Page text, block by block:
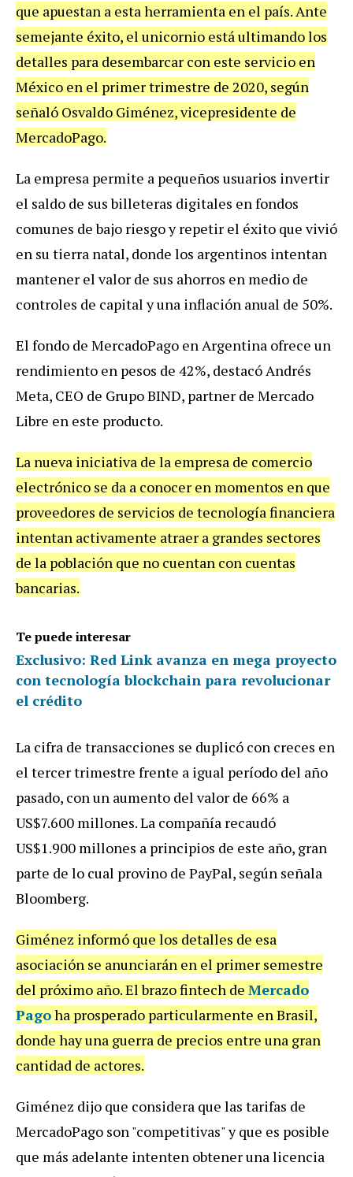
que apuestan a esta herramienta en el país. Ante
semejante éxito, el unicornio está ultimando los
detalles para desembarcar con este servicio en
México en el primer trimestre de 2020, según
señaló Osvaldo Giménez, vicepresidente de
MercadoPago.
La empresa permite a pequeños usuarios invertir
el saldo de sus billeteras digitales en fondos
comunes de bajo riesgo y repetir el éxito que vivió
en su tierra natal, donde los argentinos intentan
mantener el valor de sus ahorros en medio de
controles de capital y una inflación anual de 50%.
El fondo de MercadoPago en Argentina ofrece un
rendimiento en pesos de 42%, destacó Andrés
Meta, CEO de Grupo BIND, partner de Mercado
Libre en este producto.
La nueva iniciativa de la empresa de comercio
electrónico se da a conocer en momentos en que
proveedores de servicios de tecnología financiera
intentan activamente atraer a grandes sectores
de la población que no cuentan con cuentas
bancarias.
Te puede interesar
Exclusivo: Red Link avanza en mega proyecto
con tecnología blockchain para revolucionar
el crédito
La cifra de transacciones se duplicó con creces en
el tercer trimestre frente a igual período del año
pasado, con un aumento del valor de 66% a
US$7.600 millones. La compañía recaudó
US$1.900 millones a principios de este año, gran
parte de lo cual provino de PayPal, según señala
Bloomberg.
Giménez informó que los detalles de esa
asociación se anunciarán en el primer semestre
del próximo año. El brazo fintech de Mercado
Pagoha prosperado particularmente en Brasil,
donde hay una guerra de precios entre una gran
cantidad de actores.
Giménez dijo que considera que las tarifas de
MercadoPago son "competitivas" y que es posible
que más adelante intenten obtener una licencia